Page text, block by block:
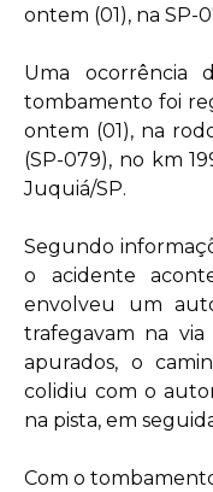
ontem (01), na SP-
Uma ocorrência
tombamento foi
ontem (01), na
(SP-079), no km
Juquiá/SP.
Segundo
o acidente
envolveu um
trafegavam na
apurados, o
colidiu com o
na pista, em
Com o